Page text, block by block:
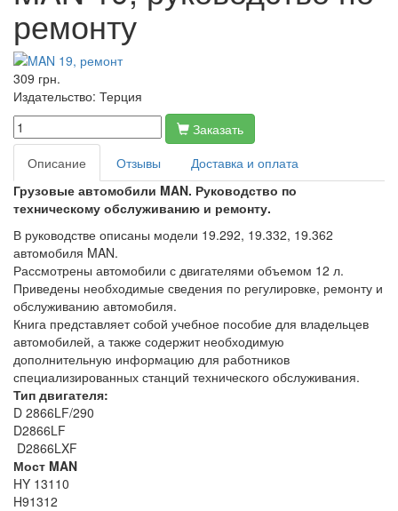
ремонту
309 грн.
Издательство: Терция
Заказать
Описание
Отзывы
Доставка и оплата
Грузовые автомобили MAN. Руководство по
техническому обслуживанию и ремонту.
В руководстве описаны модели 19.292, 19.332, 19.362
автомобиля MAN.
Рассмотрены автомобили с двигателями объемом 12 л.
Приведены необходимые сведения по регулировке, ремонту и
обслуживанию автомобиля.
Книга представляет собой учебное пособие для владельцев
автомобилей, а также содержит необходимую
дополнительную информацию для работников
специализированных станций технического обслуживания.
Тип двигателя:
D 2866LF/290
D2866LF
D2866LXF
Мост MAN
HY 13110
H91312